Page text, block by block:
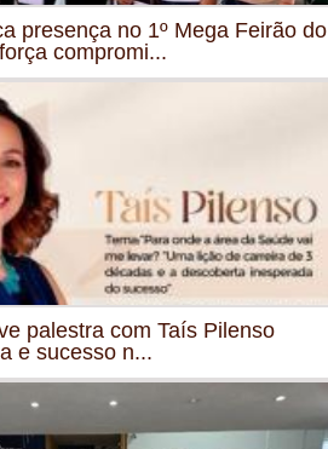
presença no 1º Mega Feirão do
compromi...
palestra com Taís Pilenso
e sucesso n...